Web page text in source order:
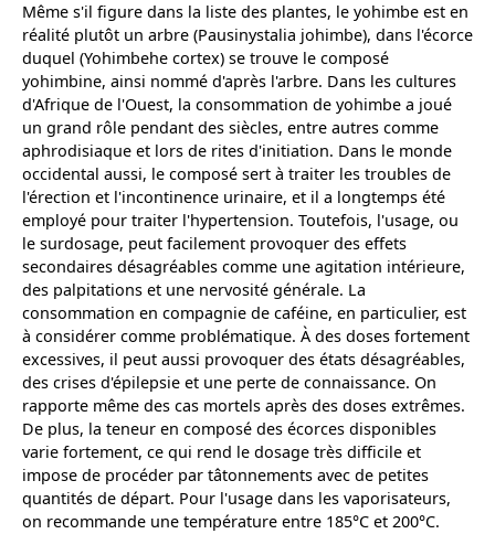
Même s'il figure dans la liste des plantes, le yohimbe est en
réalité plutôt un arbre (Pausinystalia johimbe), dans l'écorce
duquel (Yohimbehe cortex) se trouve le composé
yohimbine, ainsi nommé d'après l'arbre. Dans les cultures
d'Afrique de l'Ouest, la consommation de yohimbe a joué
un grand rôle pendant des siècles, entre autres comme
aphrodisiaque et lors de rites d'initiation. Dans le monde
occidental aussi, le composé sert à traiter les troubles de
l'érection et l'incontinence urinaire, et il a longtemps été
employé pour traiter l'hypertension. Toutefois, l'usage, ou
le surdosage, peut facilement provoquer des effets
secondaires désagréables comme une agitation intérieure,
des palpitations et une nervosité générale. La
consommation en compagnie de caféine, en particulier, est
à considérer comme problématique. À des doses fortement
excessives, il peut aussi provoquer des états désagréables,
des crises d'épilepsie et une perte de connaissance. On
rapporte même des cas mortels après des doses extrêmes.
De plus, la teneur en composé des écorces disponibles
varie fortement, ce qui rend le dosage très difficile et
impose de procéder par tâtonnements avec de petites
quantités de départ. Pour l'usage dans les vaporisateurs,
on recommande une température entre 185°C et 200°C.